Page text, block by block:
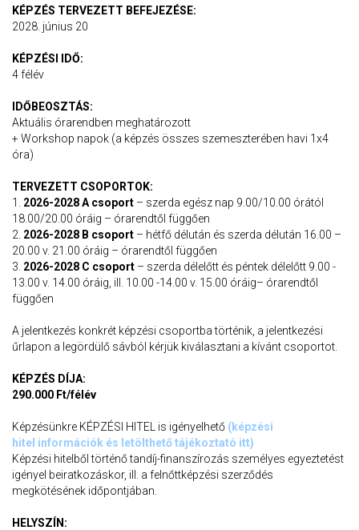
KÉPZÉS TERVEZETT BEFEJEZÉSE:
2028. június 20
KÉPZÉSI IDŐ:
4 félév
IDŐBEOSZTÁS:
Aktuális órarendben meghatározott
+ Workshop napok (a képzés összes szemeszterében havi 1x4
óra)
TERVEZETT CSOPORTOK:
1. 2026-2028 A csoport – szerda egész nap 9.00/10.00 órától
18.00/20.00 óráig – órarendtől függően
2. 2026-2028 B csoport – hétfő délután és szerda délután 16.00 –
20.00 v. 21.00 óráig – órarendtől függően
3. 2026-2028 C csoport – szerda délelőtt és péntek délelőtt 9.00 -
13.00 v. 14.00 óráig, ill. 10.00 -14.00 v. 15.00 óráig– órarendtől
függően
A jelentkezés konkrét képzési csoportba történik, a jelentkezési
űrlapon a legördülő sávból kérjük kiválasztani a kívánt csoportot.
KÉPZÉS DÍJA:
290.000 Ft/félév
Képzésünkre KÉPZÉSI HITEL is igényelhető (képzési
hitel információk és letölthető tájékoztató itt)
Képzési hitelből történő tandíj-finanszírozás személyes egyeztetést
igényel beiratkozáskor, ill. a felnőttképzési szerződés
megkötésének időpontjában.
HELYSZÍN: